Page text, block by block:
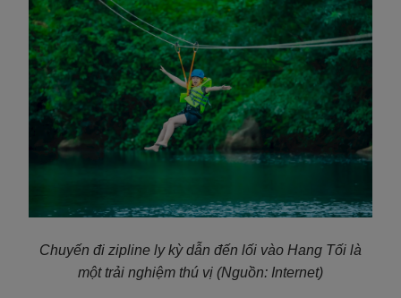
Chuyến đi zipline ly kỳ dẫn đến lối vào Hang Tối là
một trải nghiệm thú vị (Nguồn: Internet)